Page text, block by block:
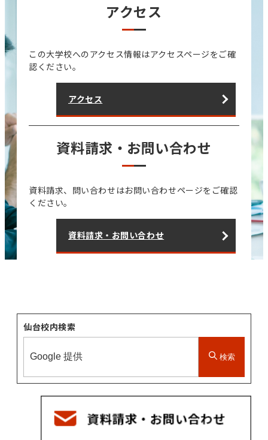
仙台校内検索
検索
アクセス
この大学校へのアクセス情報はアクセスページをご確
認ください。
アクセス
資料請求・お問い合わせ
資料請求、問い合わせはお問い合わせページをご確認
ください。
資料請求・お問い合わせ